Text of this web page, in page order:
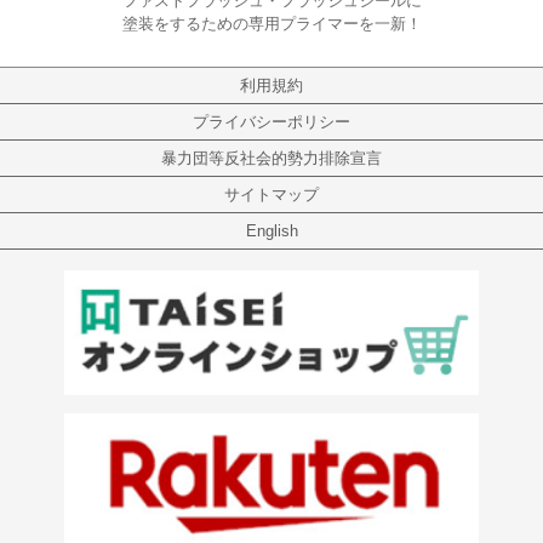
塗装をするための専用プライマーを一新！
利用規約
プライバシーポリシー
暴力団等反社会的勢力排除宣言
サイトマップ
English